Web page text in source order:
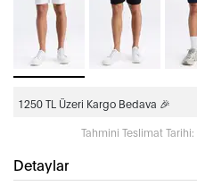
1250 TL Üzeri Kargo Bedava 🎉
Tahmini Teslimat Tarihi:
Detaylar